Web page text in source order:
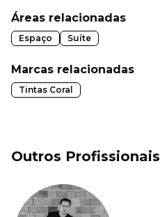
Áreas relacionadas
Espaço Suíte
Marcas relacionadas
Tintas Coral
Outros Profissionais